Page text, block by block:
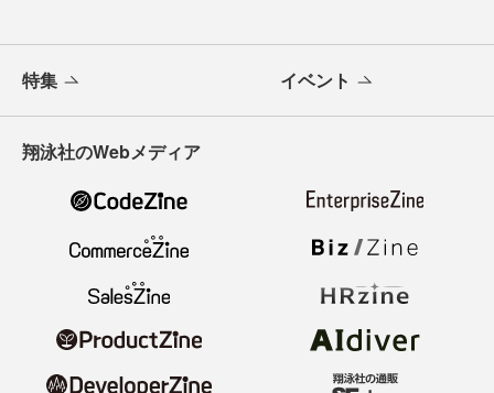
特集 イベント
翔泳社のWebメディア